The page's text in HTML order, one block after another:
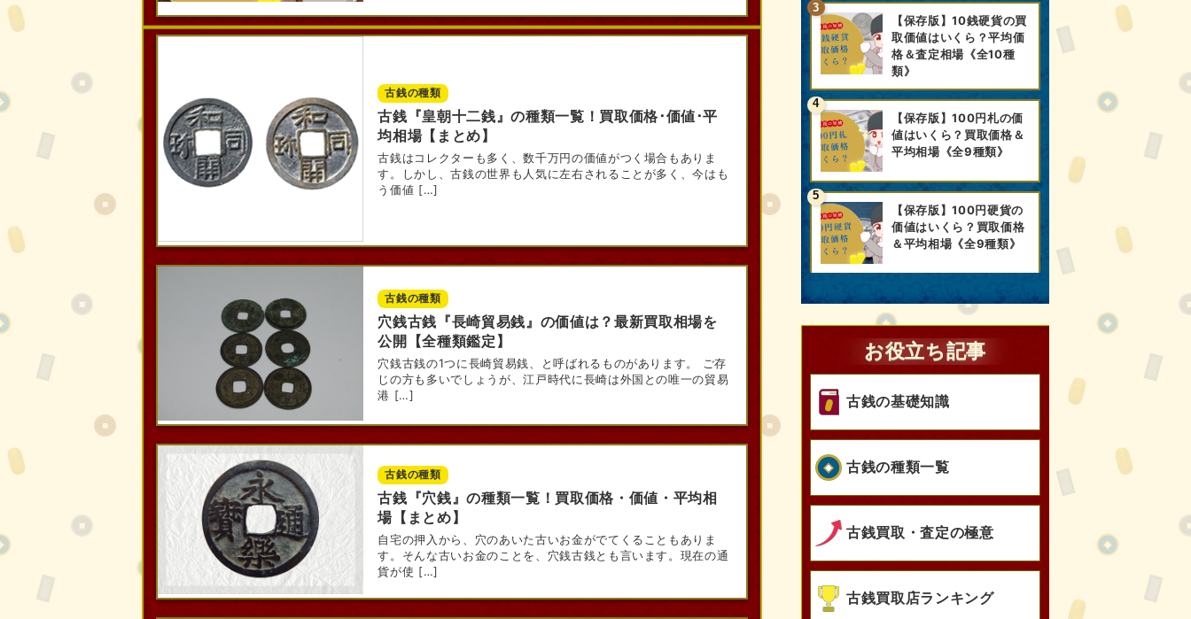
古銭の種類
古銭『皇朝十二銭』の種類一覧！買取価格･価値･平
均相場【まとめ】
古銭はコレクターも多く、数千万円の価値がつく場合もありま
す。しかし、古銭の世界も人気に左右されることが多く、今はも
う価値 […]
古銭の種類
穴銭古銭『長崎貿易銭』の価値は？最新買取相場を
公開【全種類鑑定】
穴銭古銭の1つに長崎貿易銭、と呼ばれるものがあります。 ご存
じの方も多いでしょうが、江戸時代に長崎は外国との唯一の貿易
港 […]
古銭の種類
古銭『穴銭』の種類一覧！買取価格・価値・平均相
場【まとめ】
自宅の押入から、穴のあいた古いお金がでてくることもありま
す。そんな古いお金のことを、穴銭古銭とも言います。現在の通
貨が使 […]
【保存版】10銭硬貨の買
取価値はいくら？平均価
格＆査定相場《全10種
類》
【保存版】100円札の価
値はいくら？買取価格＆
平均相場《全9種類》
【保存版】100円硬貨の
価値はいくら？買取価格
＆平均相場《全9種類》
お役立ち記事
古銭の基礎知識
古銭の種類一覧
古銭買取・査定の極意
古銭買取店ランキング